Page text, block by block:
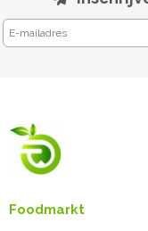
Foodmarkt